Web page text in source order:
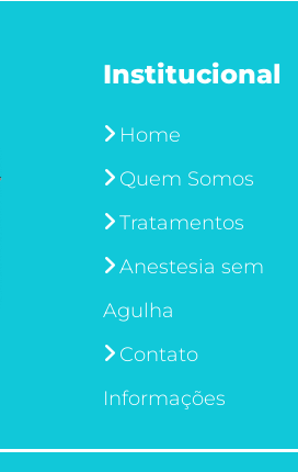
Institucional
Home
Quem Somos
Tratamentos
Anestesia sem
Agulha
Contato
Informações